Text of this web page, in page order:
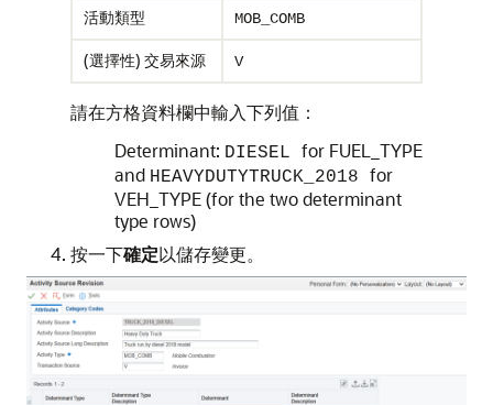
活動類型 MOB_COMB
(選擇性) 交易來源 V
請在方格資料欄中輸入下列值：
Determinant: DIESEL for FUEL_TYPE
and HEAVYDUTYTRUCK_2018 for
VEH_TYPE (for the two determinant
type rows)
按一下確定以儲存變更。